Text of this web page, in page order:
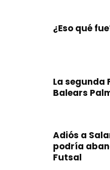
¿Eso qué
La segunda
Balears
Adiós a
podría
Futsal